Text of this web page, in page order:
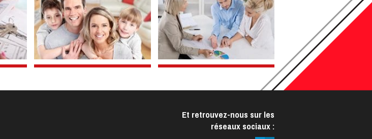
Et retrouvez-nous sur les
réseaux sociaux :